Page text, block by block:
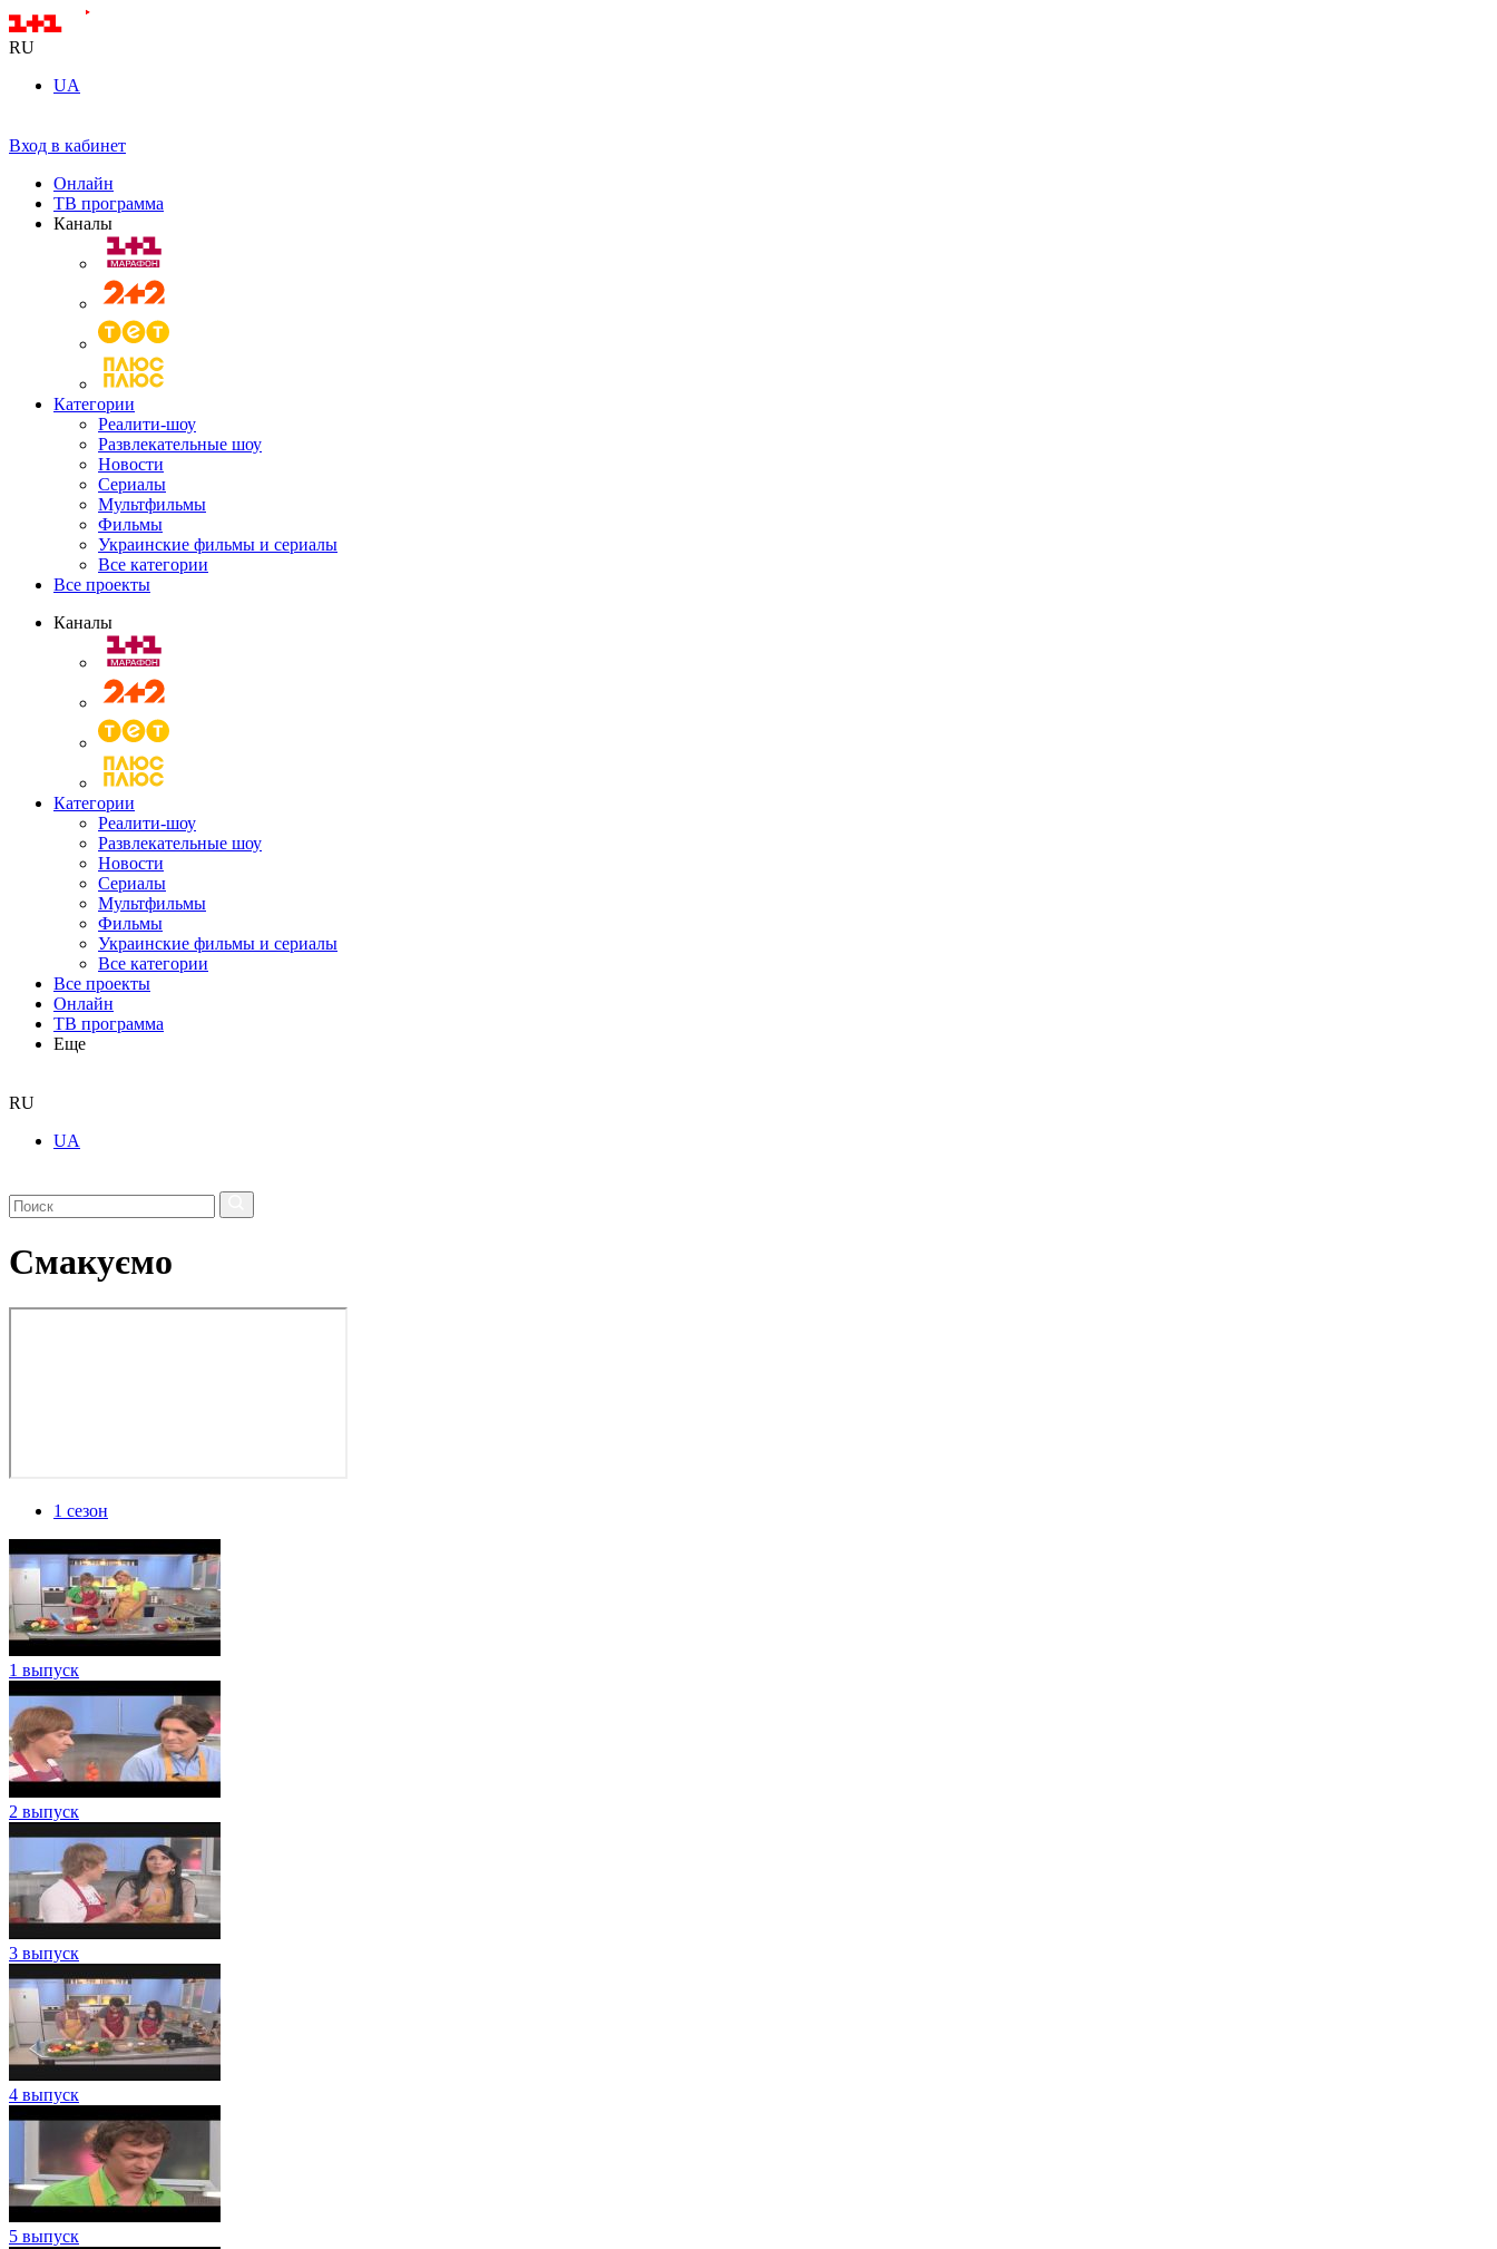
RU
UA
Вход в кабинет
Онлайн
ТВ программа
Каналы
Категории
Реалити-шоу
Развлекательные шоу
Новости
Сериалы
Мультфильмы
Фильмы
Украинские фильмы и сериалы
Все категории
Все проекты
Каналы
Категории
Реалити-шоу
Развлекательные шоу
Новости
Сериалы
Мультфильмы
Фильмы
Украинские фильмы и сериалы
Все категории
Все проекты
Онлайн
ТВ программа
Еще
RU
UA
Смакуємо
1 сезон
1 выпуск
2 выпуск
3 выпуск
4 выпуск
5 выпуск